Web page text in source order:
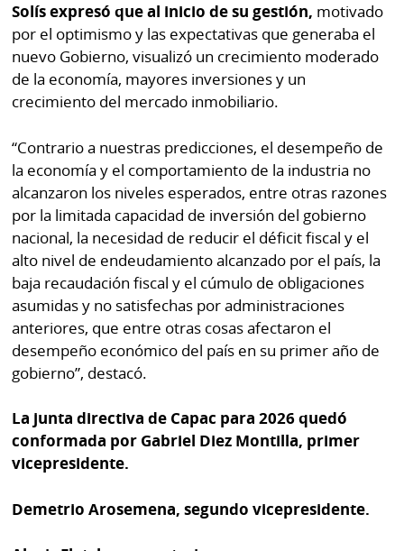
Solís expresó que al inicio de su gestión, motivado
por el optimismo y las expectativas que generaba el
nuevo Gobierno, visualizó un crecimiento moderado
de la economía, mayores inversiones y un
crecimiento del mercado inmobiliario.
“Contrario a nuestras predicciones, el desempeño de
la economía y el comportamiento de la industria no
alcanzaron los niveles esperados, entre otras razones
por la limitada capacidad de inversión del gobierno
nacional, la necesidad de reducir el déficit fiscal y el
alto nivel de endeudamiento alcanzado por el país, la
baja recaudación fiscal y el cúmulo de obligaciones
asumidas y no satisfechas por administraciones
anteriores, que entre otras cosas afectaron el
desempeño económico del país en su primer año de
gobierno”, destacó.
La junta directiva de Capac para 2026 quedó
conformada por Gabriel Diez Montilla, primer
vicepresidente.
Demetrio Arosemena, segundo vicepresidente.